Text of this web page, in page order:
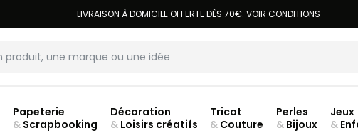
LIVRAISON À DOMICILE OFFERTE DÈS 70€. VOIR CONDITIONS
Papeterie
&Scrapbooking
Décoration
&Loisirs créatifs
Tricot
& Couture
Perles
& Bijoux
Jeux
&